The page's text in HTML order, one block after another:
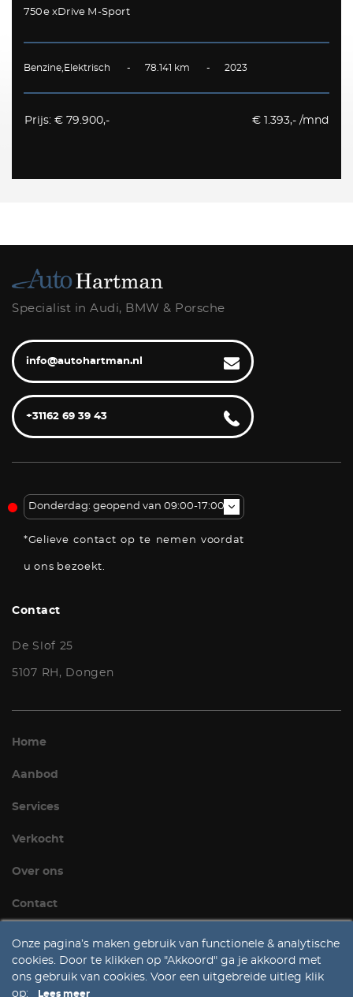
750e xDrive M-Sport
Benzine,Elektrisch - 78.141 km - 2023
Prijs: € 79.900,- € 1.393,- /mnd
Specialist in Audi, BMW & Porsche
info@autohartman.nl
+31162 69 39 43
Donderdag: geopend van 09:00-17:00u
*Gelieve contact op te nemen voordat
u ons bezoekt.
Contact
De Slof 25
5107 RH, Dongen
Home
Aanbod
Services
Verkocht
Over ons
Contact
Onze pagina’s maken gebruik van functionele & analytische
cookies. Door te klikken op "Akkoord" ga je akkoord met
ons gebruik van cookies. Voor een uitgebreide uitleg klik
op:
Lees meer